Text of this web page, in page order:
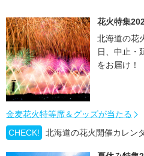
花火特集
北海道の花
日、中止・
をお届け！
金麦花火特等席＆グッズが当たる
CHECK!
北海道の花火開催カレン